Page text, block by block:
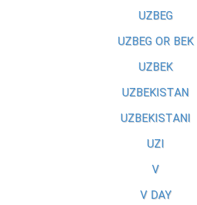
UZBEG
UZBEG OR BEK
UZBEK
UZBEKISTAN
UZBEKISTANI
UZI
V
V DAY